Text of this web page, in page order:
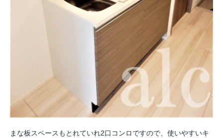
まな板スペースもとれていれ2口コンロですので、使いやすいキ